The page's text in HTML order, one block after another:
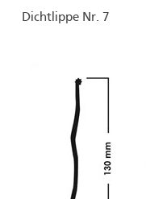
Dichtlippe Nr. 7